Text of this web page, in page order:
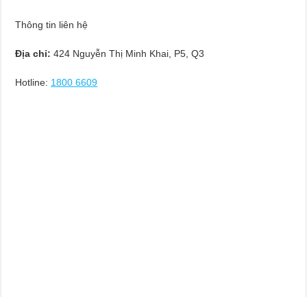
Thông tin liên hệ
Địa chỉ: 424 Nguyễn Thị Minh Khai, P5, Q3
Hotline: 1800 6609